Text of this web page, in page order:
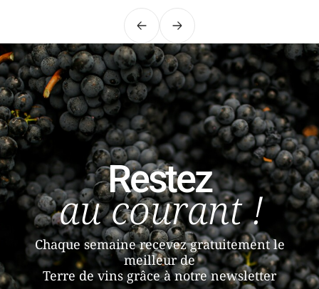
PrécédentSuivant
Restez
au courant !
Chaque semaine recevez gratuitement le
meilleur de
Terre de vins grâce à notre newsletter